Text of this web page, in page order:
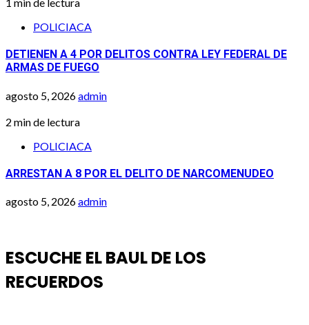
POLICIACA
DETIENEN A 4 POR DELITOS CONTRA LEY FEDERAL DE
ARMAS DE FUEGO
agosto 5, 2026admin
2 min de lectura
POLICIACA
ARRESTAN A 8 POR EL DELITO DE NARCOMENUDEO
agosto 5, 2026admin
ESCUCHE EL BAUL DE LOS
RECUERDOS